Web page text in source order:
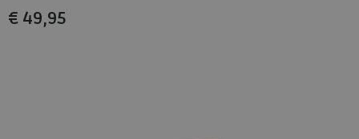
€ 49,95